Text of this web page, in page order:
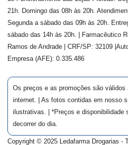
21h. Domingo das 08h às 20h.
Segunda a sábado das 09h às 20h.
sábado das 14h às 20h. | Farmacêutico
Ramos de Andrade
| CRF/SP: 32109
Empresa (AFE): 0.335.486
Os preços e as promoções são válidos
internet. | As fotos contidas em nosso
ilustrativas. | *Preços e disponibilidade
decorrer do dia.
Copyright © 2025 Ledafarma Drogarias -